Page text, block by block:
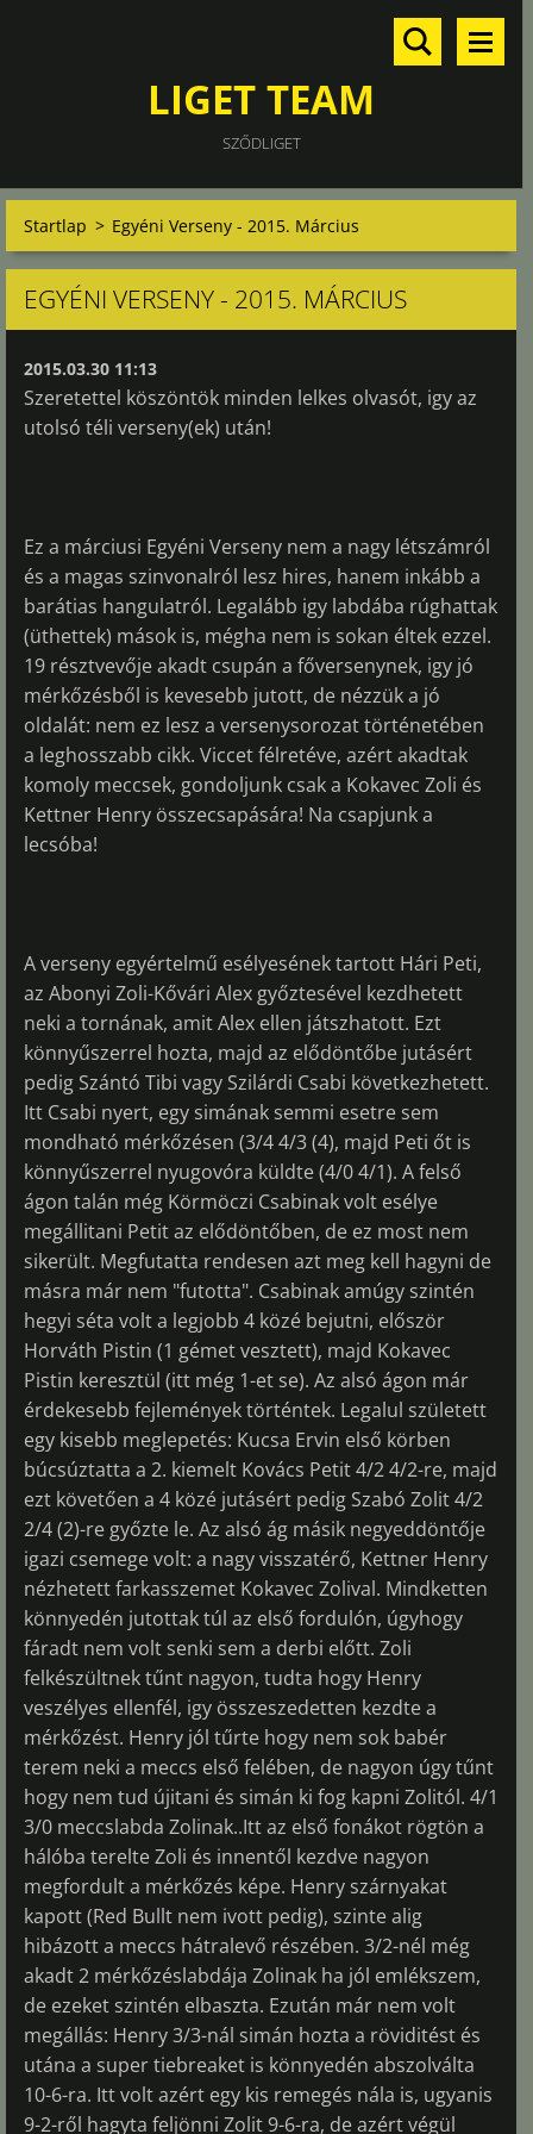
LIGET TEAM
SZŐDLIGET
Startlap > Egyéni Verseny - 2015. Március
EGYÉNI VERSENY - 2015. MÁRCIUS
2015.03.30 11:13
Szeretettel köszöntök minden lelkes olvasót, igy az
utolsó téli verseny(ek) után!
Ez a márciusi Egyéni Verseny nem a nagy létszámról
és a magas szinvonalról lesz hires, hanem inkább a
barátias hangulatról. Legalább igy labdába rúghattak
(üthettek) mások is, mégha nem is sokan éltek ezzel.
19 résztvevője akadt csupán a főversenynek, igy jó
mérkőzésből is kevesebb jutott, de nézzük a jó
oldalát: nem ez lesz a versenysorozat történetében
a leghosszabb cikk. Viccet félretéve, azért akadtak
komoly meccsek, gondoljunk csak a Kokavec Zoli és
Kettner Henry összecsapására! Na csapjunk a
lecsóba!
A verseny egyértelmű esélyesének tartott Hári Peti,
az Abonyi Zoli-Kővári Alex győztesével kezdhetett
neki a tornának, amit Alex ellen játszhatott. Ezt
könnyűszerrel hozta, majd az elődöntőbe jutásért
pedig Szántó Tibi vagy Szilárdi Csabi következhetett.
Itt Csabi nyert, egy simának semmi esetre sem
mondható mérkőzésen (3/4 4/3 (4), majd Peti őt is
könnyűszerrel nyugovóra küldte (4/0 4/1). A felső
ágon talán még Körmöczi Csabinak volt esélye
megállitani Petit az elődöntőben, de ez most nem
sikerült. Megfutatta rendesen azt meg kell hagyni de
másra már nem "futotta". Csabinak amúgy szintén
hegyi séta volt a legjobb 4 közé bejutni, először
Horváth Pistin (1 gémet vesztett), majd Kokavec
Pistin keresztül (itt még 1-et se). Az alsó ágon már
érdekesebb fejlemények történtek. Legalul született
egy kisebb meglepetés: Kucsa Ervin első körben
búcsúztatta a 2. kiemelt Kovács Petit 4/2 4/2-re, majd
ezt követően a 4 közé jutásért pedig Szabó Zolit 4/2
2/4 (2)-re győzte le. Az alsó ág másik negyeddöntője
igazi csemege volt: a nagy visszatérő, Kettner Henry
nézhetett farkasszemet Kokavec Zolival. Mindketten
könnyedén jutottak túl az első fordulón, úgyhogy
fáradt nem volt senki sem a derbi előtt. Zoli
felkészültnek tűnt nagyon, tudta hogy Henry
veszélyes ellenfél, igy összeszedetten kezdte a
mérkőzést. Henry jól tűrte hogy nem sok babér
terem neki a meccs első felében, de nagyon úgy tűnt
hogy nem tud újitani és simán ki fog kapni Zolitól. 4/1
3/0 meccslabda Zolinak..Itt az első fonákot rögtön a
hálóba terelte Zoli és innentől kezdve nagyon
megfordult a mérkőzés képe. Henry szárnyakat
kapott (Red Bullt nem ivott pedig), szinte alig
hibázott a meccs hátralevő részében. 3/2-nél még
akadt 2 mérkőzéslabdája Zolinak ha jól emlékszem,
de ezeket szintén elbaszta. Ezután már nem volt
megállás: Henry 3/3-nál simán hozta a röviditést és
utána a super tiebreaket is könnyedén abszolválta
10-6-ra. Itt volt azért egy kis remegés nála is, ugyanis
9-2-ről hagyta feljönni Zolit 9-6-ra, de azért végül